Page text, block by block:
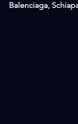
Balenciaga,